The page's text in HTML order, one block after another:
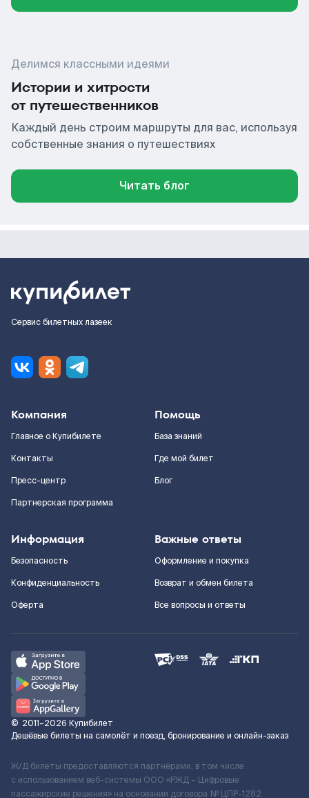
Делимся классными идеями
Истории и хитрости
от путешественников
Каждый день строим маршруты для вас, используя
собственные знания о путешествиях
Читать блог
Сервис билетных лазеек
Компания
Главное о Купибилете
Контакты
Пресс-центр
Партнерская программа
Помощь
База знаний
Где мой билет
Блог
Информация
Безопасность
Конфиденциальность
Оферта
Важные ответы
Оформление и покупка
Возврат и обмен билета
Все вопросы и ответы
© 2011–2026 Купибилет
Дешёвые билеты на самолёт и поезд, бронирование и онлайн-заказ
Ж/Д билеты предоставляются партнёрами, в том числе
с использованием веб-системы ООО «РЖД – Цифровые
пассажирские решения» на основании договора № ЦПР-1282